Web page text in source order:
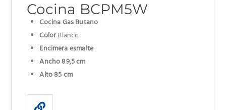
Cocina BCPM5W
Cocina Gas Butano
ColorBlanco
Encimera esmalte
Ancho 89,5 cm
Alto 85 cm